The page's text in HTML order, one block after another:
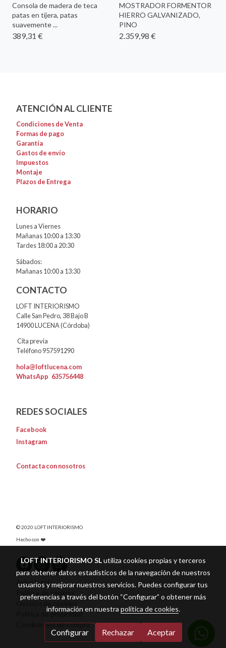
Consola de madera de teca
patas en tijera, patas
suavemente ...
389,31 €
MOSTRADOR FORMENTOR
HIERRO GALVANIZADO,
PINO
2.359,98 €
ATENCIÓN AL CLIENTE
Condiciones de Venta
Formas de pago
Garantía
Gastos de envío
Impuestos
Montaje
Plazos de Entrega
HORARIO
Lunes a Viernes
Mañanas 10:00 a 13:30
Tardes 18:00 a 20:30
Sábados:
Mañanas 10:00 a 13:30
CONTACTO
LOFT INTERIORISMO
Calle San Pedro, 38 Bajo B
14900 LUCENA (Córdoba)
Cita previa
Teléfono 957591290
hola@loftlucena.com
WhatsApp 635756448
REDES SOCIALES
Facebook
Instagram
Contacta con nosotros
© 2020 LOFT INTERIORISMO
Hecho con ❤️
Aviso legal
Política de cookies
Gestión de cookies
Política de privacidad
Condiciones de compra
LOFT INTERIORISMO SLutiliza cookies propias y terceros
para obtener datos estadísticos de la navegación de nuestros
usuarios y mejorar nuestros servicios. Puedes configurar tus
preferencias a través del botón “Configurar” o obtener más
información en nuestra política de cookies.
Configurar Rechazar Aceptar